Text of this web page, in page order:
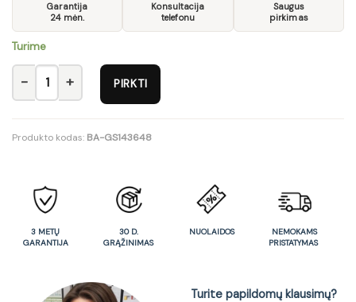
Garantija
24 mėn.
Konsultacija
telefonu
Saugus
pirkimas
Turime
produkto kiekis: Komplektas 13 Maximus
PIRKTI
Produkto kodas: BA-GS143648
3 METŲ
GARANTIJA
30 D.
GRĄŽINIMAS
NUOLAIDOS
NEMOKAMS
PRISTATYMAS
Turite papildomų klausimų?